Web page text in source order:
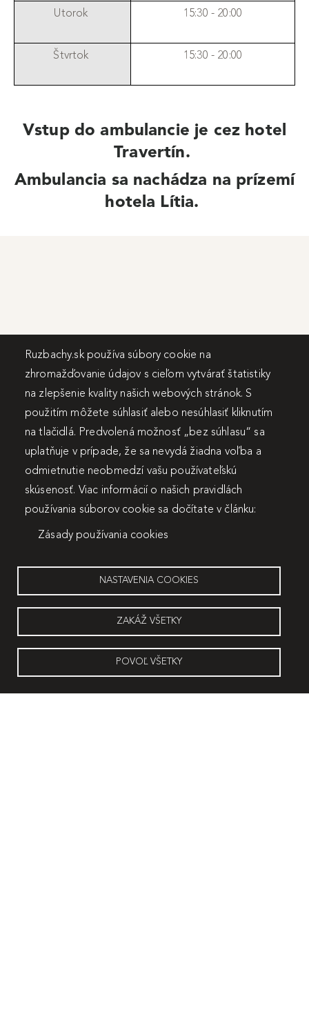
Utorok 15:30 - 20:00
Štvrtok 15:30 - 20:00
Vstup do ambulancie je cez hotel
Travertín.
Ambulancia sa nachádza na prízemí
hotela Lítia.
Ruzbachy.sk používa súbory cookie na
zhromažďovanie údajov s cieľom vytvárať štatistiky
na zlepšenie kvality našich webových stránok. S
použitím môžete súhlasiť alebo nesúhlasiť kliknutím
na tlačidlá. Predvolená možnosť „bez súhlasu“ sa
uplatňuje v prípade, že sa nevydá žiadna voľba a
odmietnutie neobmedzí vašu používateľskú
skúsenosť. Viac informácií o našich pravidlách
používania súborov cookie sa dočítate v článku:
Zásady používania cookies
NASTAVENIA COOKIES
ZAKÁŽ VŠETKY
POVOĽ VŠETKY